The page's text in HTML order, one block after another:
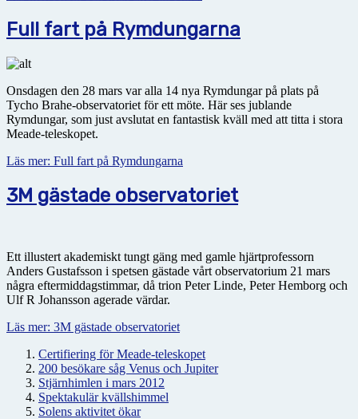
Full fart på Rymdungarna
Onsdagen den 28 mars var alla 14 nya Rymdungar på plats på
Tycho Brahe-observatoriet för ett möte. Här ses jublande
Rymdungar, som just avslutat en fantastisk kväll med att titta i stora
Meade-teleskopet.
Läs mer: Full fart på Rymdungarna
3M gästade observatoriet
Ett illustert akademiskt tungt gäng med gamle hjärtprofessorn
Anders Gustafsson i spetsen gästade vårt observatorium 21 mars
några eftermiddagstimmar, då trion Peter Linde, Peter Hemborg och
Ulf R Johansson agerade värdar.
Läs mer: 3M gästade observatoriet
Certifiering för Meade-teleskopet
200 besökare såg Venus och Jupiter
Stjärnhimlen i mars 2012
Spektakulär kvällshimmel
Solens aktivitet ökar